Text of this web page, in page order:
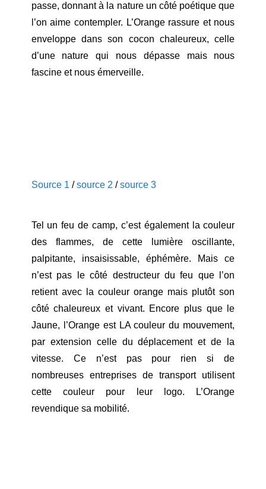
passe, donnant à la nature un côté poétique que
l’on aime contempler. L’Orange rassure et nous
enveloppe dans son cocon chaleureux, celle
d’une nature qui nous dépasse mais nous
fascine et nous émerveille.
Source 1 /source 2 /source 3
Tel un feu de camp, c’est également la couleur
des flammes, de cette lumière oscillante,
palpitante, insaisissable, éphémère. Mais ce
n’est pas le côté destructeur du feu que l’on
retient avec la couleur orange mais plutôt son
côté chaleureux et vivant. Encore plus que le
Jaune, l’Orange est LA couleur du mouvement,
par extension celle du déplacement et de la
vitesse. Ce n’est pas pour rien si de
nombreuses entreprises de transport utilisent
cette couleur pour leur logo. L’Orange
revendique sa mobilité.